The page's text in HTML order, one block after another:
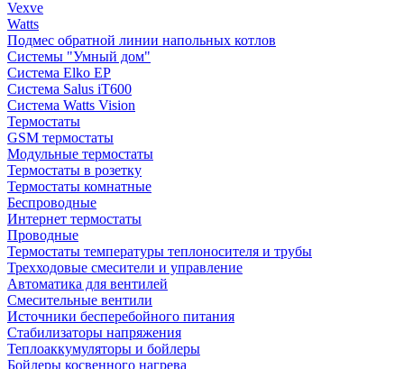
Vexve
Watts
Подмес обратной линии напольных котлов
Системы "Умный дом"
Система Elko EP
Система Salus iT600
Система Watts Vision
Термостаты
GSM термостаты
Модульные термостаты
Термостаты в розетку
Термостаты комнатные
Беспроводные
Интернет термостаты
Проводные
Термостаты температуры теплоносителя и трубы
Трехходовые смесители и управление
Автоматика для вентилей
Смесительные вентили
Источники бесперебойного питания
Стабилизаторы напряжения
Теплоаккумуляторы и бойлеры
Бойлеры косвенного нагрева